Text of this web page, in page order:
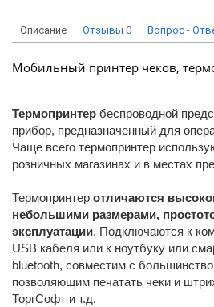
Описание Отзывы 0 Вопрос -
Мобильный принтер чеков,
Термопринтер беспроводной
прибор, предназначенный для
Чаще всего термопринтер
розничных магазинах и в местах
Термопринтер отличаются
небольшими размерами,
эксплуатации. Подключаются к
USB кабеля или к ноутбуку или
bluetooth, совместим с
позволяющим печатать чеки и
ТоргСофт и т.д.